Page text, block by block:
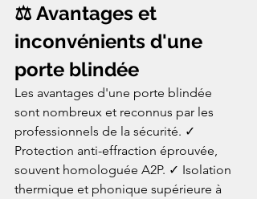
⚖️ Avantages et
inconvénients d'une
porte blindée
Les avantages d'une porte blindée
sont nombreux et reconnus par les
professionnels de la sécurité. ✓
Protection anti-effraction éprouvée,
souvent homologuée A2P. ✓ Isolation
thermique et phonique supérieure à